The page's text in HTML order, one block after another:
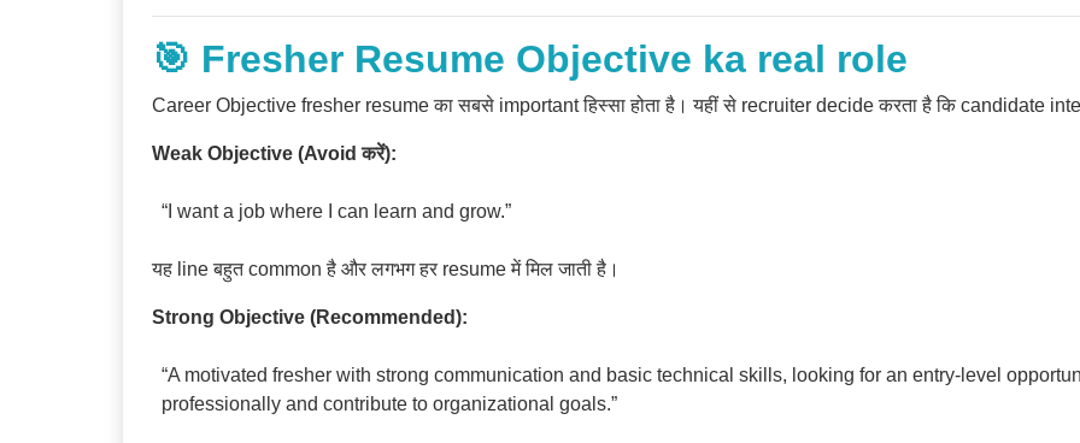
🎯 Fresher Resume Objective ka real role
Career Objective fresher resume का सबसे important हिस्सा होता है। यहीं से recruiter decide करता है कि candidate
Weak Objective (Avoid करें):
“I want a job where I can learn and grow.”
यह line बहुत common है और लगभग हर resume में मिल जाती है।
Strong Objective (Recommended):
“A motivated fresher with strong communication and basic technical skills, looking for an entry-level
professionally and contribute to organizational goals.”